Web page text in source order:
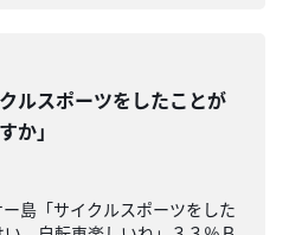
クルスポーツをしたことが
か」
島「サイクルスポーツをした